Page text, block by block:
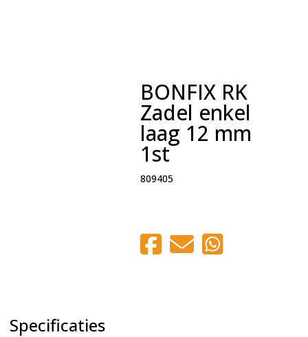
BONFIX RK
Zadel enkel
laag 12 mm
1st
809405
Specificaties